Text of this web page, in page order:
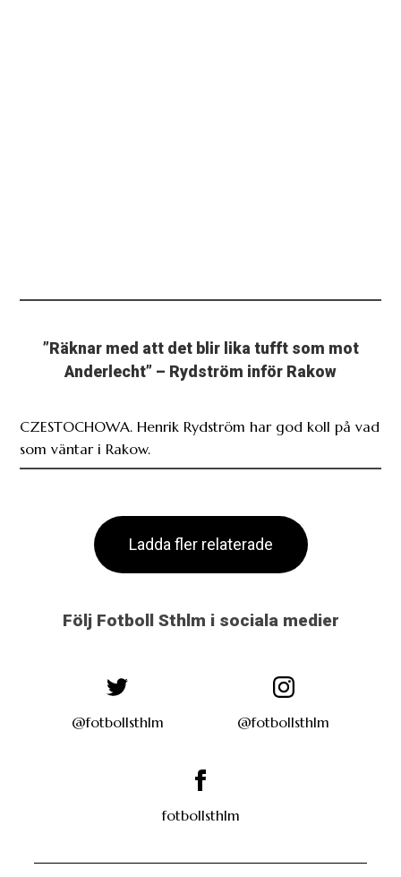
”Räknar med att det blir lika tufft som mot
Anderlecht” – Rydström inför Rakow
CZESTOCHOWA. Henrik Rydström har god koll på vad
som väntar i Rakow.
Ladda fler relaterade
Följ Fotboll Sthlm i sociala medier
@fotbollsthlm @fotbollsthlm
fotbollsthlm